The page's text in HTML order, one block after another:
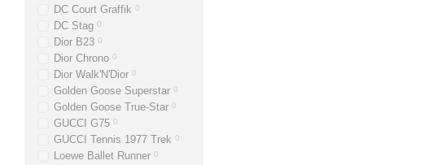
DC Court Graffik 0
DC Stag 0
Dior B23 0
Dior Chrono 0
Dior Walk'N'Dior 0
Golden Goose Superstar 0
Golden Goose True-Star 0
GUCCI G75 0
GUCCI Tennis 1977 Trek 0
Loewe Ballet Runner 0